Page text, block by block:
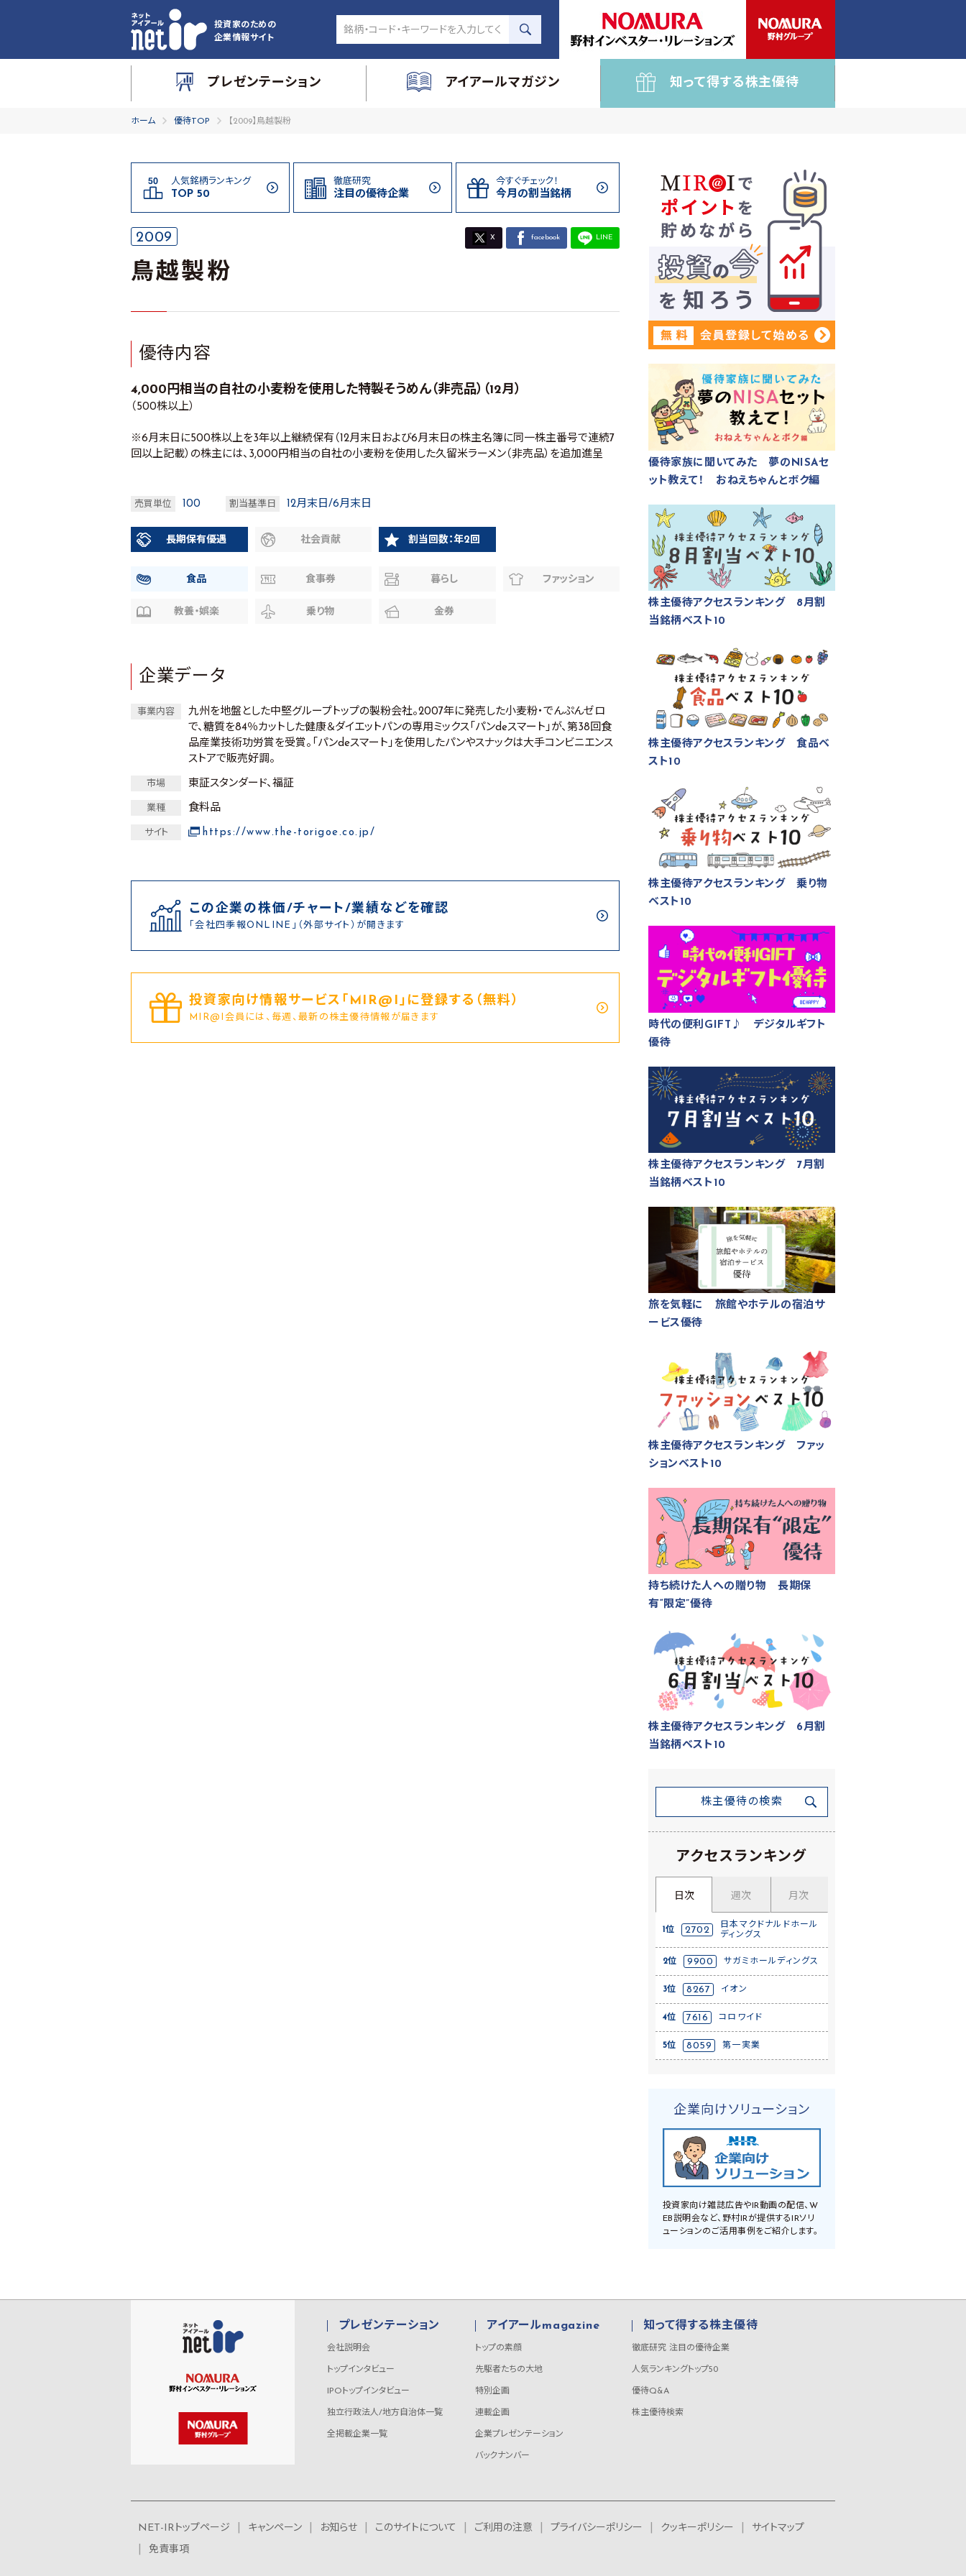
投資家のための
企業情報サイト
プレゼンテーション アイアールマガジン 知って得する株主優待
ホーム 優待TOP 【2009】鳥越製粉
人気銘柄ランキング
TOP 50
徹底研究
注目の優待企業
今すぐチェック！
今月の割当銘柄
2009 X facebook LINE
鳥越製粉
優待内容
4,000円相当の自社の小麦粉を使用した特製そうめん（非売品）（12月）
（500株以上）
※6月末日に500株以上を3年以上継続保有（12月末日および6月末日の株主名簿に同一株主番号で連続7
回以上記載）の株主には、3,000円相当の自社の小麦粉を使用した久留米ラーメン（非売品）を追加進呈
売買単位 100 割当基準日 12月末日/6月末日
長期保有優遇 社会貢献 割当回数：年2回
食品 食事券 暮らし ファッション
教養・娯楽 乗り物 金券
企業データ
事業内容
九州を地盤とした中堅グループトップの製粉会社。2007年に発売した小麦粉・でんぷんゼロ
で、糖質を84％カットした健康＆ダイエットパンの専用ミックス「パンdeスマート」が、第38回食
品産業技術功労賞を受賞。「パンdeスマート」を使用したパンやスナックは大手コンビニエンス
ストアで販売好調。
市場 東証スタンダード、福証
業種 食料品
サイト https://www.the-torigoe.co.jp/
この企業の株価/チャート/業績などを確認
「会社四季報ONLINE」（外部サイト）が開きます
投資家向け情報サービス｢MIR@I｣に登録する（無料）
MIR@I会員には、毎週、最新の株主優待情報が届きます
優待家族に聞いてみた 夢のNISAセ
ット教えて！ おねえちゃんとボク編
株主優待アクセスランキング 8月割
当銘柄ベスト10
株主優待アクセスランキング 食品ベ
スト10
株主優待アクセスランキング 乗り物
ベスト10
時代の便利GIFT♪ デジタルギフト
優待
株主優待アクセスランキング 7月割
当銘柄ベスト10
旅を気軽に 旅館やホテルの宿泊サ
ービス優待
株主優待アクセスランキング ファッ
ションベスト10
持ち続けた人への贈り物 長期保
有“限定”優待
株主優待アクセスランキング 6月割
当銘柄ベスト10
株主優待の検索
アクセスランキング
日次 週次 月次
1位 2702
日本マクドナルドホール
ディングス
2位 9900 サガミホールディングス
3位 8267 イオン
4位 7616 コロワイド
5位 8059 第一実業
企業向けソリューション
投資家向け雑誌広告やIR動画の配信、W
EB説明会など、野村IRが提供するIRソリ
ューションのご活用事例をご紹介します。
プレゼンテーション
会社説明会
トップインタビュー
IPOトップインタビュー
独立行政法人/地方自治体一覧
全掲載企業一覧
アイアールmagazine
トップの素顔
先駆者たちの大地
特別企画
連載企画
企業プレゼンテーション
バックナンバー
知って得する株主優待
徹底研究 注目の優待企業
人気ランキングトップ50
優待Q&A
株主優待検索
NET-IRトップページ キャンペーン お知らせ このサイトについて ご利用の注意 プライバシーポリシー クッキーポリシー
サイトマップ
免責事項